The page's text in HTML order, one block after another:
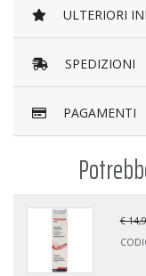
ULTERIORI
SPEDIZIONI
PAGAMENTI
€